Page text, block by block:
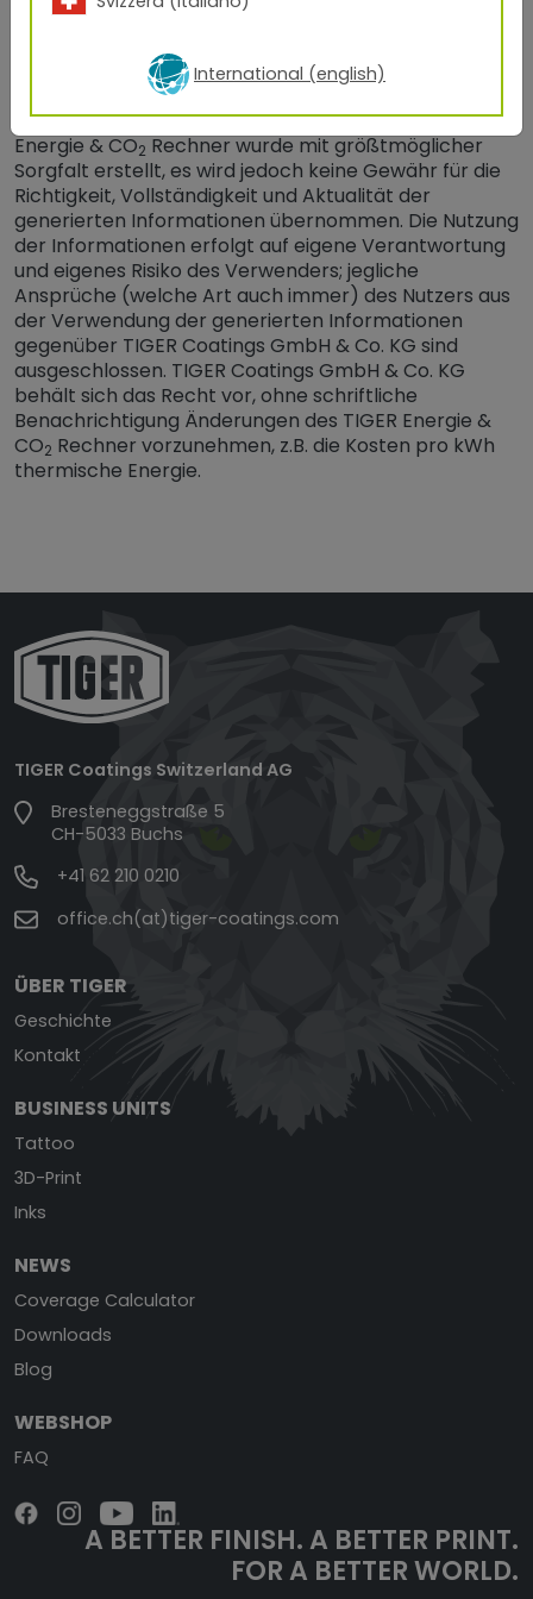
GmbH & Co. KG. Die Ergebnisse des Energie &
Informationscharakter und begründen kein
vertragliches Rechtsverhältnis und keine
Nebenverpflichtung aus dem Kaufvertrag. Der
Energie & CO2 Rechner wurde mit größtmöglicher
Sorgfalt erstellt, es wird jedoch keine Gewähr für die
Richtigkeit, Vollständigkeit und Aktualität der
generierten Informationen übernommen. Die Nutzung
der Informationen erfolgt auf eigene Verantwortung
und eigenes Risiko des Verwenders; jegliche
Ansprüche (welche Art auch immer) des Nutzers aus
der Verwendung der generierten Informationen
gegenüber TIGER Coatings GmbH & Co. KG sind
ausgeschlossen. TIGER Coatings GmbH & Co. KG
behält sich das Recht vor, ohne schriftliche
Benachrichtigung Änderungen des TIGER Energie &
CO2 Rechner vorzunehmen, z.B. die Kosten pro kWh
thermische Energie.
TIGER Coatings Switzerland AG
Bresteneggstraße 5
CH-5033 Buchs
+41 62 210 0210
office.ch(at)tiger-coatings.com
ÜBER TIGER
Geschichte
Kontakt
BUSINESS UNITS
Tattoo
3D-Print
Inks
NEWS
Coverage Calculator
Downloads
Blog
WEBSHOP
FAQ
A BETTER FINISH.A BETTER PRINT.
FOR A BETTER WORLD.
International (english)